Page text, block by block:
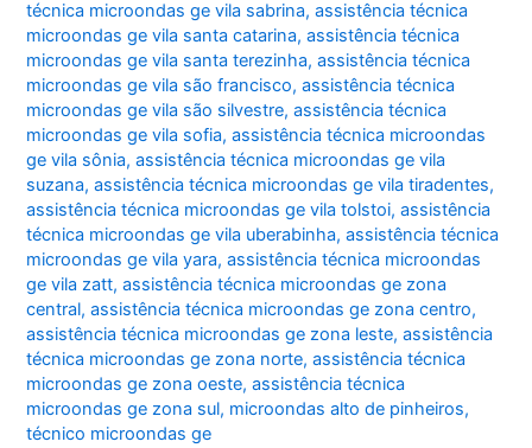
técnica microondas ge vila sabrina,assistência técnica
microondas ge vila santa catarina,assistência técnica
microondas ge vila santa terezinha,assistência técnica
microondas ge vila são francisco,assistência técnica
microondas ge vila são silvestre,assistência técnica
microondas ge vila sofia,assistência técnica microondas
ge vila sônia,assistência técnica microondas ge vila
suzana,assistência técnica microondas ge vila tiradentes,
assistência técnica microondas ge vila tolstoi,assistência
técnica microondas ge vila uberabinha,assistência técnica
microondas ge vila yara,assistência técnica microondas
ge vila zatt,assistência técnica microondas ge zona
central,assistência técnica microondas ge zona centro,
assistência técnica microondas ge zona leste,assistência
técnica microondas ge zona norte,assistência técnica
microondas ge zona oeste,assistência técnica
microondas ge zona sul, microondas alto de pinheiros,
técnico microondas ge